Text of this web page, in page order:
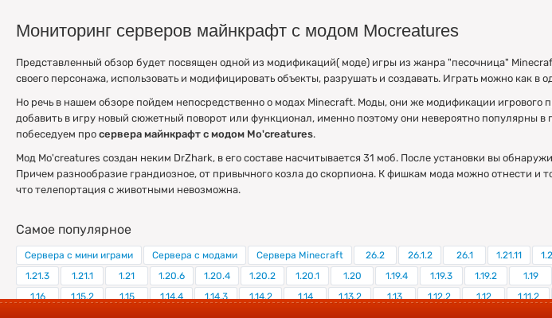
Мониторинг серверов майнкрафт с модом Mocreatures
Представленный обзор будет посвящен одной из модификаций( моде) игры из жанра "песочница"
своего персонажа, использовать и модифицировать объекты, разрушать и создавать. Играть можно как в
Но речь в нашем обзоре пойдем непосредственно о модах Minecraft. Моды, они же модификации
добавить в игру новый сюжетный поворот или функционал, именно поэтому они невероятно популярны
побеседуем про сервера майнкрафт с модом Mo'creatures.
Мод Mo'creatures создан неким DrZhark, в его составе насчитывается 31 моб. После установки вы
Причем разнообразие грандиозное, от привычного козла до скорпиона. К фишкам мода можно отнести и
что телепортация с животными невозможна.
Самое популярное
Сервера с мини играми Сервера с модами Сервера Minecraft 26.2 26.1.2 26.1 1.21.11
1.21.3
1.21.1 1.21 1.20.6 1.20.4 1.20.2 1.20.1 1.20 1.19.4 1.19.3 1.19.2 1.19
1.16
1.15.2 1.15 1.14.4 1.14.3 1.14.2 1.14 1.13.2 1.13 1.12.2 1.12 1.11.2